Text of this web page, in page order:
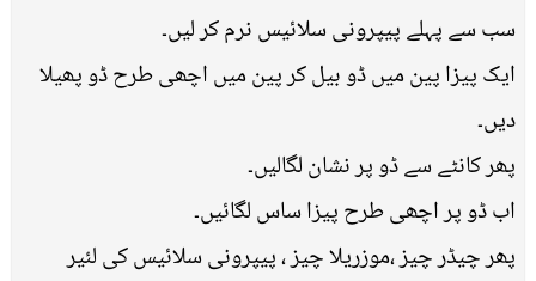
سب سے پہلے پیپرونی سلائیس نرم کر لیں۔
ایک پیزا پین میں ڈو بیل کر پین میں اچھی طرح ڈو پھیلا
دیں۔
پھر کانٹے سے ڈو پر نشان لگالیں۔
اب ڈو پر اچھی طرح پیزا ساس لگائیں۔
پھر چیڈر چیز ،موزریلا چیز ، پیپرونی سلائیس کی لئیر